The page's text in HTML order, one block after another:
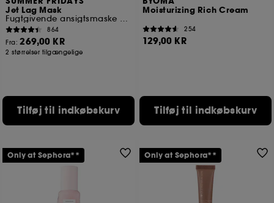
Jet Lag Mask
Fugtgivende ansigtsmaske og -creme
864
Fra:269,00 KR
2 størrelser tilgængelige
Tilføj til indkøbskurv
Moisturizing Rich Cream
254
129,00 KR
Tilføj til indkøbskurv
Only at Sephora** Only at Sephora**